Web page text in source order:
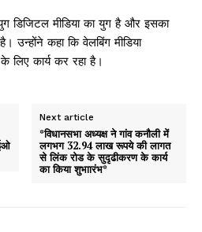
डिजिटल मीडिया का युग है और इसका
उन्होंने कहा कि वेलबिंग मीडिया
लिए कार्य कर रहा है।
Next article
*विधानसभा अध्यक्ष ने गांव कनौली में
लगभग 32.94 लाख रूपये की लागत
से लिंक रोड के सुदृढीकरण के कार्य
का किया शुभाारंभ*